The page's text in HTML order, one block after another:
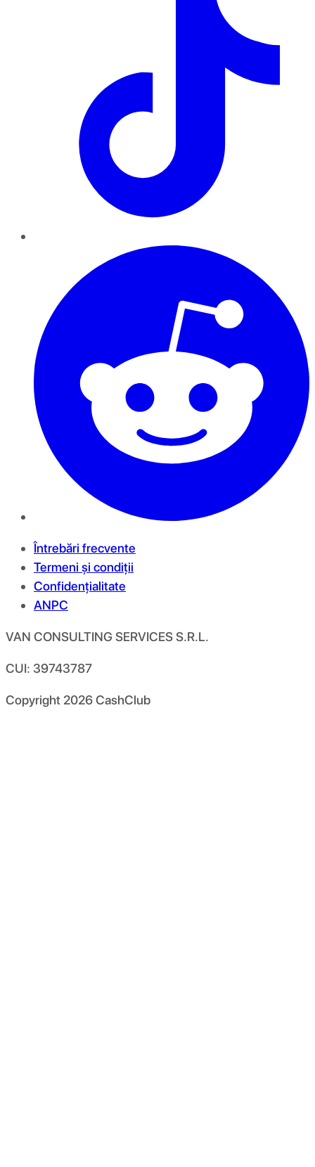
Întrebări frecvente
Termeni și condiții
Confidențialitate
ANPC
VAN CONSULTING SERVICES S.R.L.
CUI: 39743787
Copyright 2026CashClub